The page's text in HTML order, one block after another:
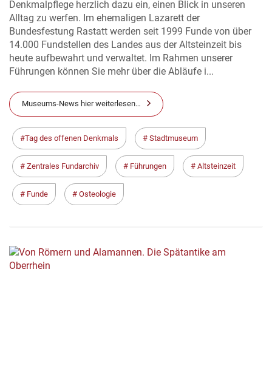
Denkmalpflege herzlich dazu ein, einen Blick in unseren
Alltag zu werfen. Im ehemaligen Lazarett der
Bundesfestung Rastatt werden seit 1999 Funde von über
14.000 Fundstellen des Landes aus der Altsteinzeit bis
heute aufbewahrt und verwaltet. Im Rahmen unserer
Führungen können Sie mehr über die Abläufe i...
Museums-News hier weiterlesen…
Tag des offenen Denkmals Stadtmuseum
Zentrales Fundarchiv Führungen Altsteinzeit
Funde Osteologie